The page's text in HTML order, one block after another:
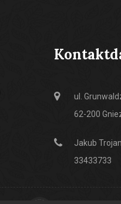
ul.
62-200
Jakub
33433733